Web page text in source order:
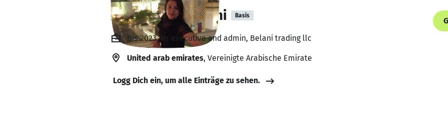
Dolly Tekchandani Basis
Bis 2023, Hr executive and admin, Belani trading llc
United arab emirates, Vereinigte Arabische Emirate
Logg Dich ein, um alle Einträge zu sehen.